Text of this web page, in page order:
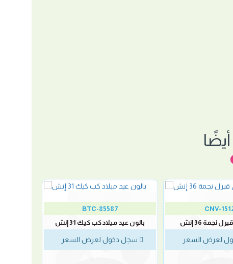
CNV-
نجمة 36 إنش
لعرض السعر
BTC-85587
بالون عيد ميلاد كب كيك 31 إنش
سجل دخول لعرض السعر